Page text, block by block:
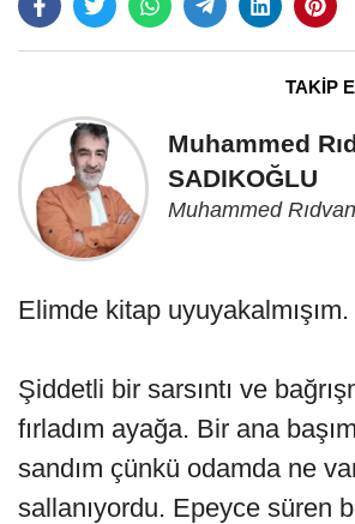
TAKİP
Muhammed
SADIKOĞLU
Muhammed
Elimde kitap uyuyakalmışım.
Şiddetli bir sarsıntı ve
fırladım ayağa. Bir ana
sandım çünkü odamda ne
sallanıyordu. Epeyce süren